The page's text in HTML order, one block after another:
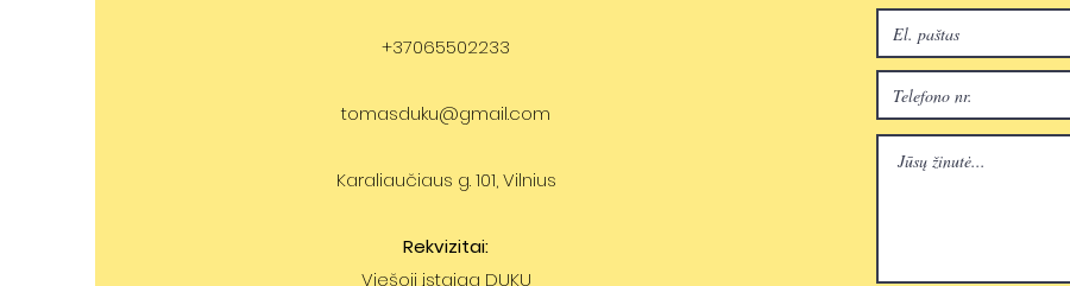
+37065502233
tomasduku@gmail.com
Karaliaučiaus g. 101, Vilnius
Rekvizitai:
Viešoji įstaiga DUKU